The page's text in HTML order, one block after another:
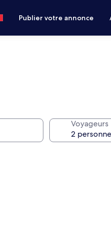
Publier votre annonce
Voyageurs